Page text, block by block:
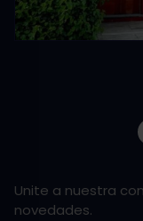
Unite a nuestra
novedades.